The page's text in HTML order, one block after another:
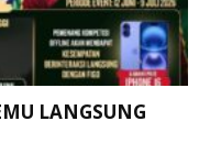
LANGSUNG